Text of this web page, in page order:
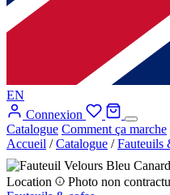
EN
Connexion
Catalogue Comment ça marche
Accueil / Catalogue / Fauteuils
Location
Photo non